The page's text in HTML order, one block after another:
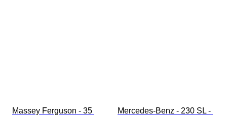
Massey Ferguson - 35
Mercedes-Benz - 230 SL -